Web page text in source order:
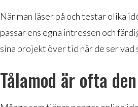
När man läser på och testar olika
passar ens egna intressen och
sina projekt över tid när de ser vad
Tålamod är ofta